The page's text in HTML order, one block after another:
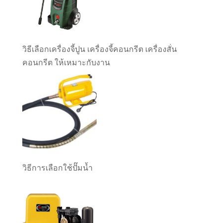
วิธีเลือกเครื่องจี้ปูน เครื่องจี้คอนกรีต เครื่องสั่น
คอนกรีต ให้เหมาะกับงาน
วิธีการเลือกใช้ปั๊มน้ำ